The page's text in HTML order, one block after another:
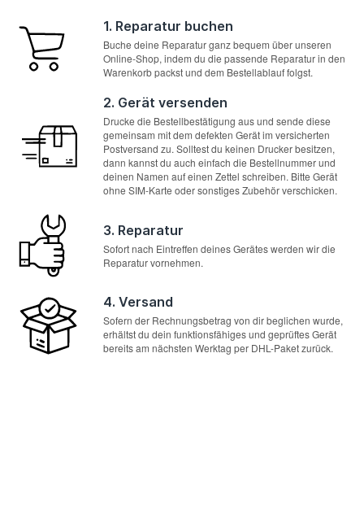
1. Reparatur buchen
Buche deine Reparatur ganz bequem über unseren
Online-Shop, indem du die passende Reparatur in den
Warenkorb packst und dem Bestellablauf folgst.
2. Gerät versenden
Drucke die Bestellbestätigung aus und sende diese
gemeinsam mit dem defekten Gerät im versicherten
Postversand zu. Solltest du keinen Drucker besitzen,
dann kannst du auch einfach die Bestellnummer und
deinen Namen auf einen Zettel schreiben. Bitte Gerät
ohne SIM-Karte oder sonstiges Zubehör verschicken.
3. Reparatur
Sofort nach Eintreffen deines Gerätes werden wir die
Reparatur vornehmen.
4. Versand
Sofern der Rechnungsbetrag von dir beglichen wurde,
erhältst du dein funktionsfähiges und geprüftes Gerät
bereits am nächsten Werktag per DHL-Paket zurück.